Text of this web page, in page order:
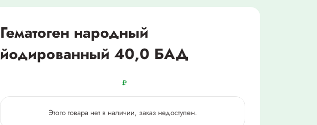
Гематоген народный
йодированный 40,0 БАД
₽
Этого товара нет в наличии, заказ недоступен.